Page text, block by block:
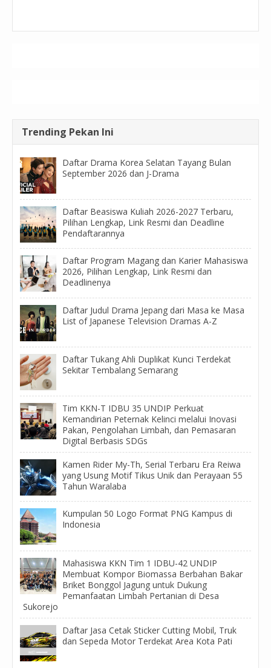
Trending Pekan Ini
Daftar Drama Korea Selatan Tayang Bulan
September 2026 dan J-Drama
Daftar Beasiswa Kuliah 2026-2027 Terbaru,
Pilihan Lengkap, Link Resmi dan Deadline
Pendaftarannya
Daftar Program Magang dan Karier Mahasiswa
2026, Pilihan Lengkap, Link Resmi dan
Deadlinenya
Daftar Judul Drama Jepang dari Masa ke Masa
List of Japanese Television Dramas A-Z
Daftar Tukang Ahli Duplikat Kunci Terdekat
Sekitar Tembalang Semarang
Tim KKN-T IDBU 35 UNDIP Perkuat
Kemandirian Peternak Kelinci melalui Inovasi
Pakan, Pengolahan Limbah, dan Pemasaran
Digital Berbasis SDGs
Kamen Rider My-Th, Serial Terbaru Era Reiwa
yang Usung Motif Tikus Unik dan Perayaan 55
Tahun Waralaba
Kumpulan 50 Logo Format PNG Kampus di
Indonesia
Mahasiswa KKN Tim 1 IDBU-42 UNDIP
Membuat Kompor Biomassa Berbahan Bakar
Briket Bonggol Jagung untuk Dukung
Pemanfaatan Limbah Pertanian di Desa
Sukorejo
Daftar Jasa Cetak Sticker Cutting Mobil, Truk
dan Sepeda Motor Terdekat Area Kota Pati